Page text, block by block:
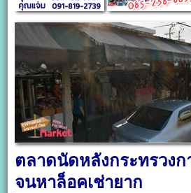
ตลาดนัดหลังกระทรวงก
จนหาล็อคเช่ายาก